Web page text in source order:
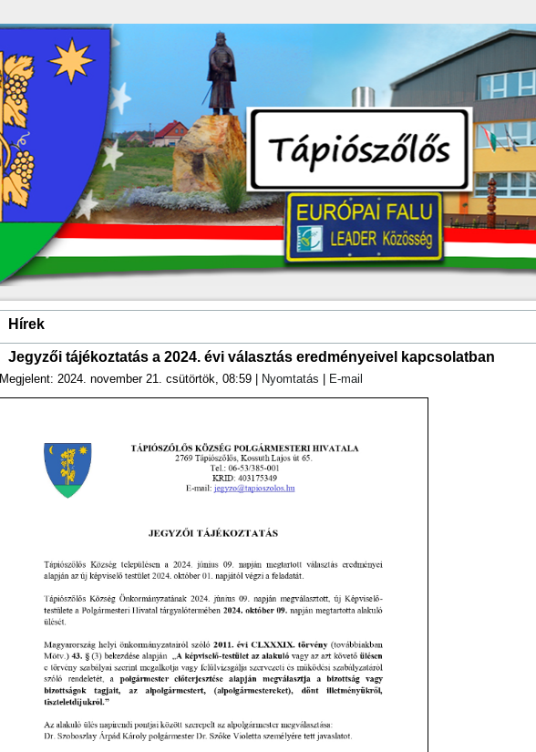
Hírek
Jegyzői tájékoztatás a 2024. évi választás eredményeivel kapcsolatban
Megjelent: 2024. november 21. csütörtök, 08:59 Nyomtatás E-mail